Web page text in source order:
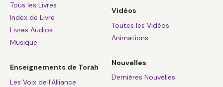
Tous les Livres
Index de Livre
Livres Audios
Musique
Enseignements de Torah
Les Voix de l'Alliance
Vidéos
Toutes les Vidéos
Animations
Nouvelles
Dernières Nouvelles